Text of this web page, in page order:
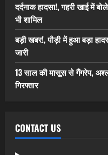
दर्दनाक हादसा!, गहरी खाई में
भी शामिल
बड़ी खबर!, पौड़ी में हुआ बड़ा
जारी
13 साल की मासूस से गैंगरेप,
गिरफ्तार
CONTACT US